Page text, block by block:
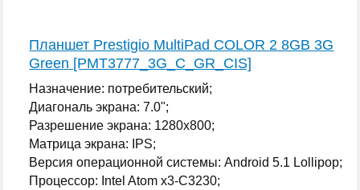
Планшет Prestigio MultiPad COLOR 2 8GB 3G
Green [PMT3777_3G_C_GR_CIS]
Назначение: потребительский;
Диагональ экрана: 7.0";
Разрешение экрана: 1280x800;
Матрица экрана: IPS;
Версия операционной системы: Android 5.1 Lollipop;
Процессор: Intel Atom x3-C3230;